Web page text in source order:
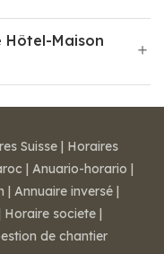
Hôtel-Maison
Suisse | Horaires
| Anuario-horario |
| Annuaire inversé |
Horaire societe |
de chantier